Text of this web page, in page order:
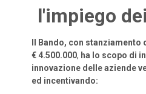
l'impiego
Il Bando, con
€ 4.500.000, ha lo scopo di
innovazione delle aziende
ed incentivando: